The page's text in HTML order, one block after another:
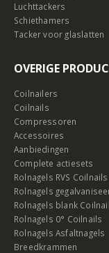
Luchttackers
Schiethamers
Tacker voor glaslatten
OVERIGE
Coilnailers
Coilnails
Compressoren
Accessoires
Aanbiedingen
Complete actiesets
Rolnagels RVS Coilnails
Rolnagels
Rolnagels blank
Rolnagels 0° Coilnails
Rolnagels Asfaltnagels
Breedkrammen